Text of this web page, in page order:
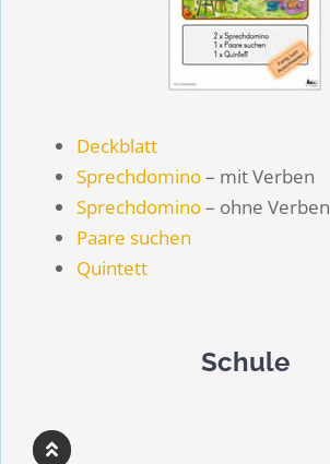
Deckblatt
Sprechdomino– mit Verben
Sprechdomino– ohne Verben
Paare suchen
Quintett
Schule